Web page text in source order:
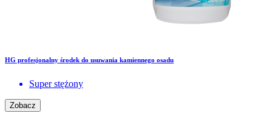
HG profesjonalny środek do usuwania kamiennego osadu
Super stężony
Zobacz